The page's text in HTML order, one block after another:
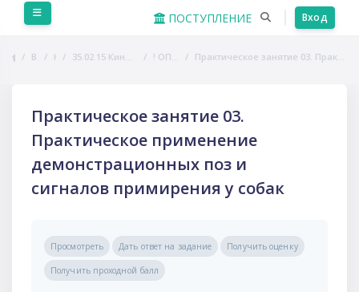
Перейти к основному содержанию
ПОСТУПЛЕНИЕ Вход
В начало Курсы 35.02.15 Кинология. Образовательная программа ! ОП.01 Биология собак Практическое занятие 03. Практическое применение демонстрационных поз и сигналов примирения у собак
Практическое занятие 03.
Практическое применение
демонстрационных поз и
сигналов примирения у собак
Просмотреть Дать ответ на задание Получить оценку
Получить проходной балл